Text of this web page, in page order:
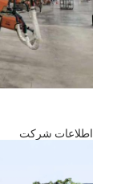
همه موارد
حالا حرف بزن
baidu
اطلاعات شرکت